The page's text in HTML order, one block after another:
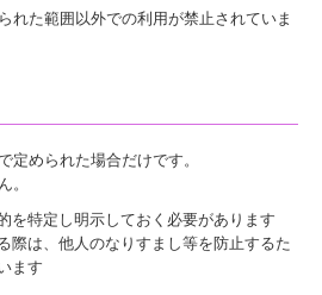
れた範囲以外での利用が禁止されていま
定められた場合だけです。
。
を特定し明示しておく必要があります
際は、他人のなりすまし等を防止するた
ます